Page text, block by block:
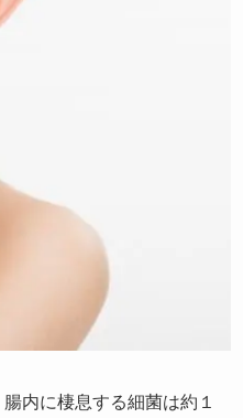
内に棲息する細菌は約１